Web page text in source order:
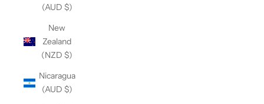
(AUD $)
New
Zealand
(NZD $)
Nicaragua
(AUD $)